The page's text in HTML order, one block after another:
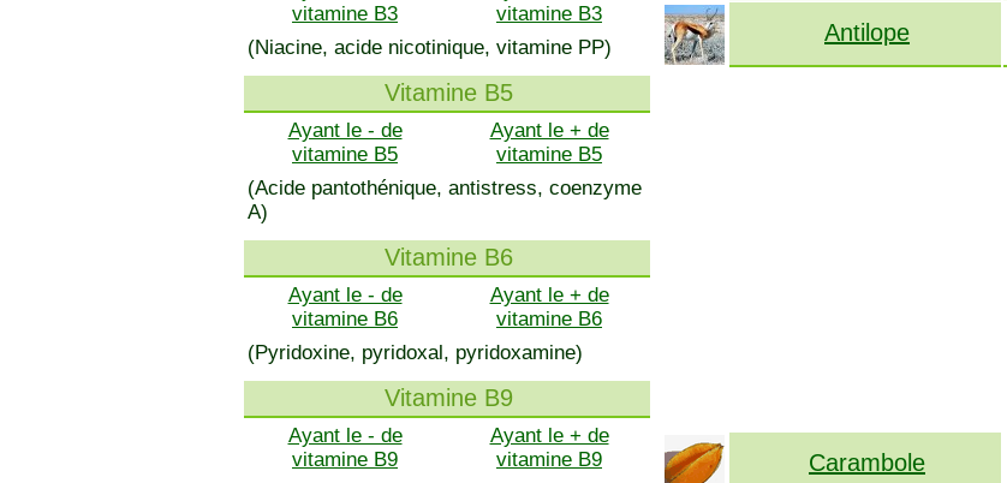
vitamine B3
vitamine B3
(Niacine, acide nicotinique, vitamine PP)
Vitamine B5
Ayant le - de
vitamine B5
Ayant le + de
vitamine B5
(Acide pantothénique, antistress, coenzyme
A)
Vitamine B6
Ayant le - de
vitamine B6
Ayant le + de
vitamine B6
(Pyridoxine, pyridoxal, pyridoxamine)
Vitamine B9
Ayant le - de
vitamine B9
Ayant le + de
vitamine B9
Antilope
Carambole